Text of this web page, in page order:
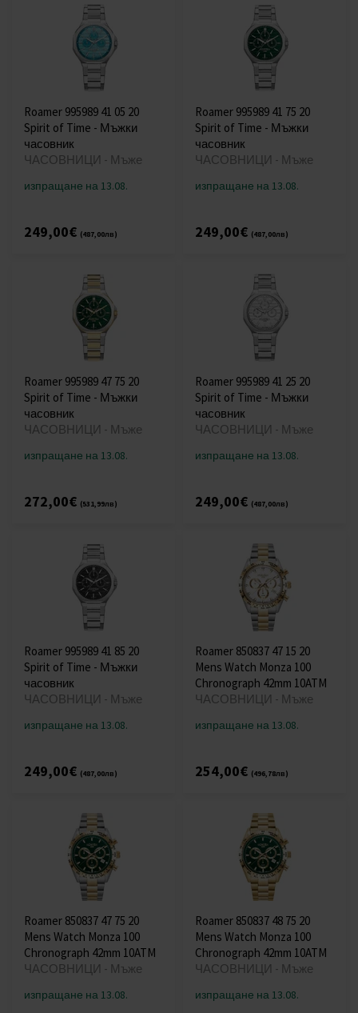
Roamer 995989 41 05 20
Spirit of Time - Мъжки
часовник
ЧАСОВНИЦИ - Мъже
изпращане на 13.08.
249,00€ (487,00лв)
Roamer 995989 41 75 20
Spirit of Time - Мъжки
часовник
ЧАСОВНИЦИ - Мъже
изпращане на 13.08.
249,00€ (487,00лв)
Roamer 995989 47 75 20
Spirit of Time - Мъжки
часовник
ЧАСОВНИЦИ - Мъже
изпращане на 13.08.
272,00€ (531,99лв)
Roamer 995989 41 25 20
Spirit of Time - Мъжки
часовник
ЧАСОВНИЦИ - Мъже
изпращане на 13.08.
249,00€ (487,00лв)
Roamer 995989 41 85 20
Spirit of Time - Мъжки
часовник
ЧАСОВНИЦИ - Мъже
изпращане на 13.08.
249,00€ (487,00лв)
Roamer 850837 47 15 20
Mens Watch Monza 100
Chronograph 42mm 10ATM
ЧАСОВНИЦИ - Мъже
изпращане на 13.08.
254,00€ (496,78лв)
Roamer 850837 47 75 20
Mens Watch Monza 100
Chronograph 42mm 10ATM
ЧАСОВНИЦИ - Мъже
изпращане на 13.08.
Roamer 850837 48 75 20
Mens Watch Monza 100
Chronograph 42mm 10ATM
ЧАСОВНИЦИ - Мъже
изпращане на 13.08.